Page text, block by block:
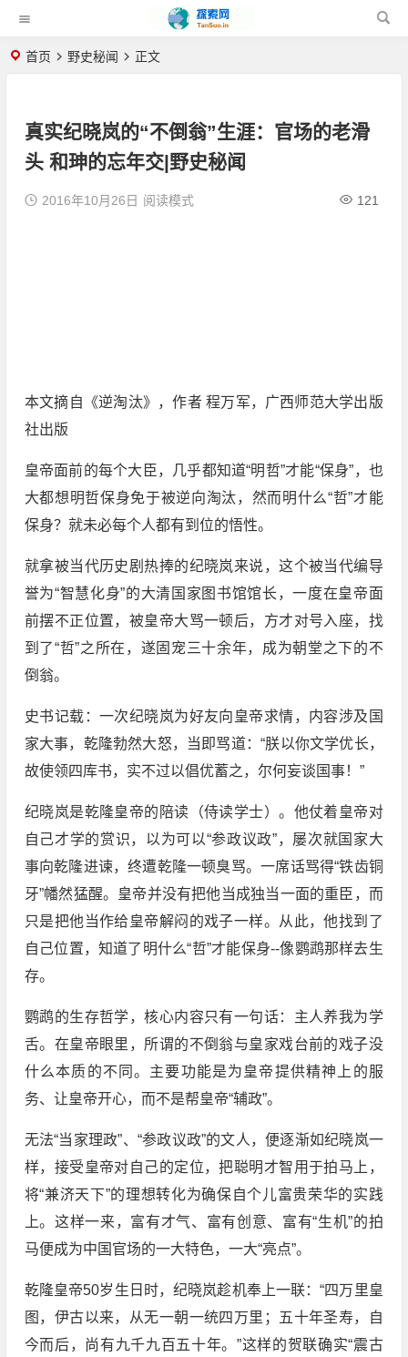
首页 野史秘闻 正文
真实纪晓岚的“不倒翁”生涯：官场的老滑
头 和珅的忘年交|野史秘闻
2016年10月26日 121
阅读模式
本文摘自《逆淘汰》，作者 程万军，广西师范大学出版
社出版
皇帝面前的每个大臣，几乎都知道“明哲”才能“保身”，也
大都想明哲保身免于被逆向淘汰，然而明什么“哲”才能
保身？就未必每个人都有到位的悟性。
就拿被当代历史剧热捧的纪晓岚来说，这个被当代编导
誉为“智慧化身”的大清国家图书馆馆长，一度在皇帝面
前摆不正位置，被皇帝大骂一顿后，方才对号入座，找
到了“哲”之所在，遂固宠三十余年，成为朝堂之下的不
倒翁。
史书记载：一次纪晓岚为好友向皇帝求情，内容涉及国
家大事，乾隆勃然大怒，当即骂道：“朕以你文学优长，
故使领四库书，实不过以倡优蓄之，尔何妄谈国事！”
纪晓岚是乾隆皇帝的陪读（侍读学士）。他仗着皇帝对
自己才学的赏识，以为可以“参政议政”，屡次就国家大
事向乾隆进谏，终遭乾隆一顿臭骂。一席话骂得“铁齿铜
牙”幡然猛醒。皇帝并没有把他当成独当一面的重臣，而
只是把他当作给皇帝解闷的戏子一样。从此，他找到了
自己位置，知道了明什么“哲”才能保身--像鹦鹉那样去生
存。
鹦鹉的生存哲学，核心内容只有一句话：主人养我为学
舌。在皇帝眼里，所谓的不倒翁与皇家戏台前的戏子没
什么本质的不同。主要功能是为皇帝提供精神上的服
务、让皇帝开心，而不是帮皇帝“辅政”。
无法“当家理政”、“参政议政”的文人，便逐渐如纪晓岚一
样，接受皇帝对自己的定位，把聪明才智用于拍马上，
将“兼济天下”的理想转化为确保自个儿富贵荣华的实践
上。这样一来，富有才气、富有创意、富有“生机”的拍
马便成为中国官场的一大特色，一大“亮点”。
乾隆皇帝50岁生日时，纪晓岚趁机奉上一联：“四万里皇
图，伊古以来，从无一朝一统四万里；五十年圣寿，自
今而后，尚有九千九百五十年。”这样的贺联确实“震古